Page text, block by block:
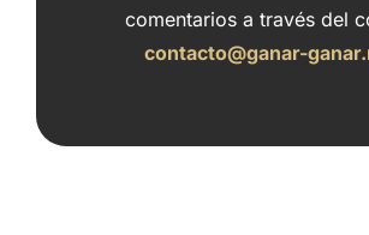
comentarios a través del
contacto@ganar-